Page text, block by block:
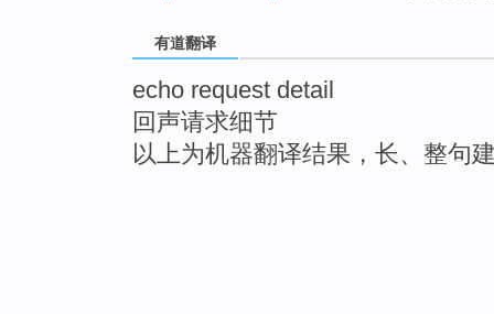
有道翻译
echo request detail
回声请求细节
以上为机器翻译结果，长、整句